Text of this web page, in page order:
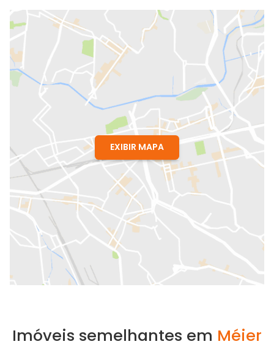
EXIBIR MAPA
Imóveis semelhantes em Méier